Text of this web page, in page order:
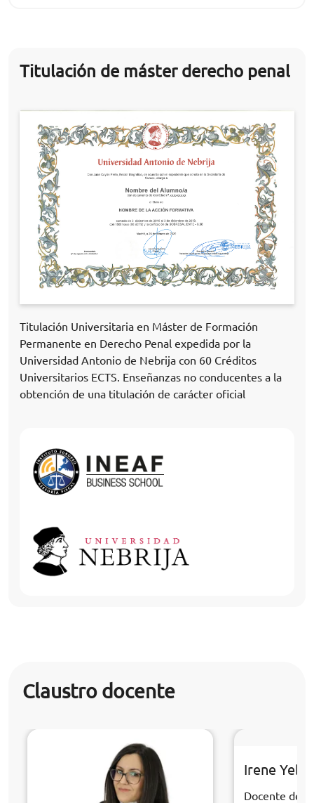
Titulación de máster derecho penal
Titulación Universitaria en Máster de Formación
Permanente en Derecho Penal expedida por la
Universidad Antonio de Nebrija con 60 Créditos
Universitarios ECTS. Enseñanzas no conducentes a la
obtención de una titulación de carácter oficial
Claustro docente
Irene
Docente de